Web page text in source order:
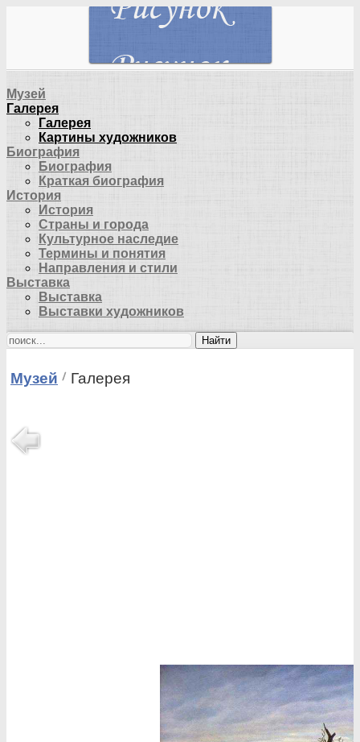
Музей
Галерея
Галерея
Картины художников
Биография
Биография
Краткая биография
История
История
Страны и города
Культурное наследие
Термины и понятия
Направления и стили
Выставка
Выставка
Выставки художников
Найти
Музей Галерея